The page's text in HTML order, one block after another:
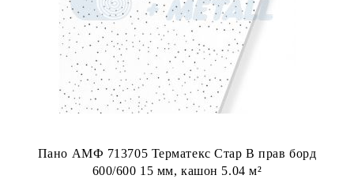
Пано АМФ 713705 Терматекс Стар В прав борд
600/600 15 мм, кашон 5.04 м²